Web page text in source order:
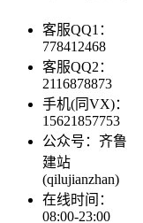
客服QQ1：
778412468
客服QQ2：
2116878873
手机(同VX)：
15621857753
公众号：齐鲁
建站
(qilujianzhan)
在线时间：
08:00-23:00